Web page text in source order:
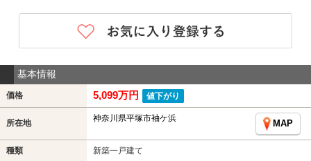
基本情報
価格 5,099万円 値下がり
所在地 神奈川県平塚市袖ケ浜
MAP
種類 新築一戸建て